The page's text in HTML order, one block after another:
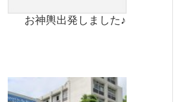
お神輿出発しました♪